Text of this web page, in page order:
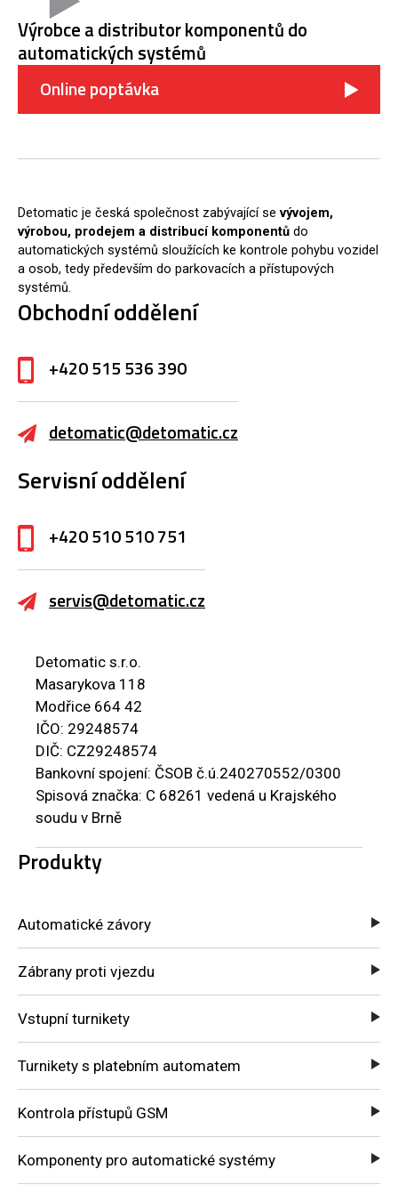
Výrobce a distributor komponentů do
automatických systémů
Online poptávka
Detomatic je česká společnost zabývající se vývojem,
výrobou, prodejem a distribucí komponentů do
automatických systémů sloužících ke kontrole pohybu vozidel
a osob, tedy především do parkovacích a přístupových
systémů.
Obchodní oddělení
+420 515 536 390
detomatic@detomatic.cz
Servisní oddělení
+420 510 510 751
servis@detomatic.cz
Detomatic s.r.o.
Masarykova 118
Modřice 664 42
IČO: 29248574
DIČ: CZ29248574
Bankovní spojení: ČSOB č.ú.240270552/0300
Spisová značka: C 68261 vedená u Krajského
soudu v Brně
Produkty
Automatické závory
Zábrany proti vjezdu
Vstupní turnikety
Turnikety s platebním automatem
Kontrola přístupů GSM
Komponenty pro automatické systémy